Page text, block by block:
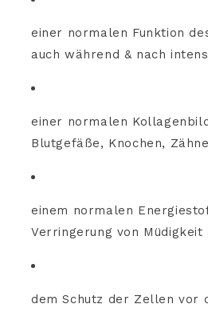
einer normalen Funktion
auch während & nach
einer normalen
Blutgefäße, Knochen,
einem normalen
Verringerung von Müdigkeit
demSchutz der Zellenvor